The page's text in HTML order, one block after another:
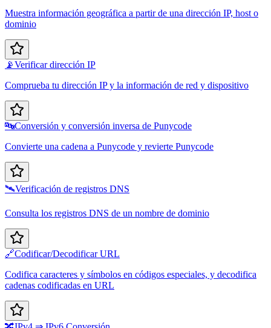
Muestra información geográfica a partir de una dirección IP, host o
dominio
📡Verificar dirección IP
Comprueba tu dirección IP y la información de red y dispositivo
🔤Conversión y conversión inversa de Punycode
Convierte una cadena a Punycode y revierte Punycode
🛰️Verificación de registros DNS
Consulta los registros DNS de un nombre de dominio
🔗Codificar/Decodificar URL
Codifica caracteres y símbolos en códigos especiales, y decodifica
cadenas codificadas en URL